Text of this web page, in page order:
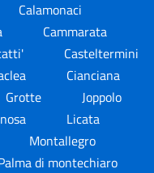
Calamonaci
Cammarata
Casteltermini
Cianciana
Grotte
Joppolo
Licata
Montallegro
di montechiaro